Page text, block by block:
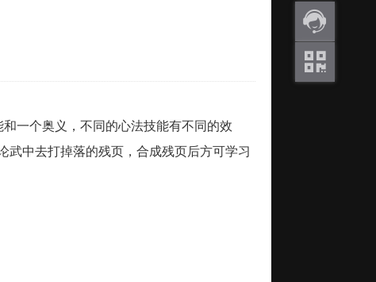
一个奥义，不同的心法技能有不同的效
武中去打掉落的残页，合成残页后方可学习
返利
咨询